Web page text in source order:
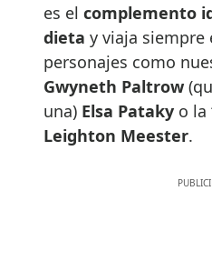
es el complemento
dieta y viaja siempre
personajes como
Gwyneth Paltrow
una) Elsa Pataky o la
Leighton Meester.